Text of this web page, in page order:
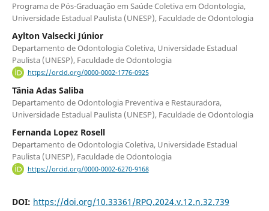
Programa de Pós-Graduação em Saúde Coletiva em Odontologia,
Universidade Estadual Paulista (UNESP), Faculdade de Odontologia
Aylton Valsecki Júnior
Departamento de Odontologia Coletiva, Universidade Estadual
Paulista (UNESP), Faculdade de Odontologia
https://orcid.org/0000-0002-1776-0925
Tânia Adas Saliba
Departamento de Odontologia Preventiva e Restauradora,
Universidade Estadual Paulista (UNESP), Faculdade de Odontologia
Fernanda Lopez Rosell
Departamento de Odontologia Coletiva, Universidade Estadual
Paulista (UNESP), Faculdade de Odontologia
https://orcid.org/0000-0002-6270-9168
DOI: https://doi.org/10.33361/RPQ.2024.v.12.n.32.739